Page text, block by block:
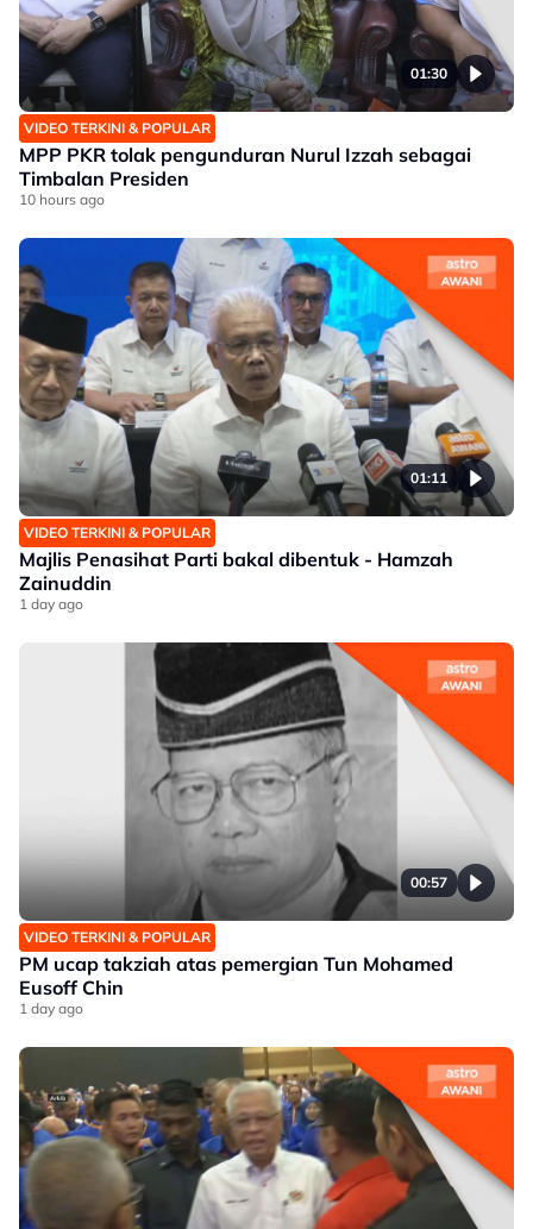
01:30
VIDEO TERKINI & POPULAR
MPP PKR tolak pengunduran Nurul Izzah sebagai
Timbalan Presiden
10 hours ago
01:11
VIDEO TERKINI & POPULAR
Majlis Penasihat Parti bakal dibentuk - Hamzah
Zainuddin
1 day ago
00:57
VIDEO TERKINI & POPULAR
PM ucap takziah atas pemergian Tun Mohamed
Eusoff Chin
1 day ago